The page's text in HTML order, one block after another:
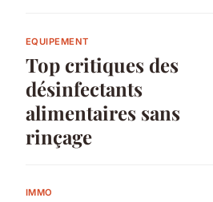
EQUIPEMENT
Top critiques des
désinfectants
alimentaires sans
rinçage
IMMO